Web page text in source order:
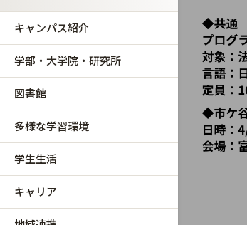
キャンパス紹介
学部・大学院・研究所
図書館
多様な学習環境
学生生活
キャリア